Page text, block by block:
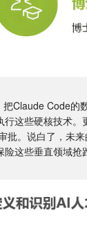
Claude Code的
这些硬核技术。
批。说白了，未
这些垂直领域抢